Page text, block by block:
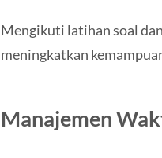
Mengikuti latihan soal
meningkatkan
Manajemen